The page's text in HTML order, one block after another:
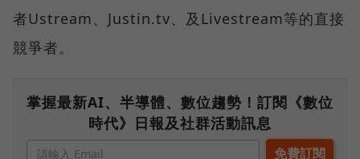
者Ustream、Justin.tv、及Livestream等的直接
競爭者。
掌握最新AI、半導體、數位趨勢！訂閱《數位
時代》日報及社群活動訊息